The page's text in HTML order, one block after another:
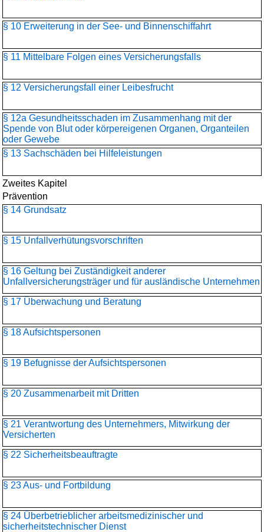
§ 10 Erweiterung in der See- und Binnenschiffahrt
§ 11 Mittelbare Folgen eines Versicherungsfalls
§ 12 Versicherungsfall einer Leibesfrucht
§ 12a Gesundheitsschaden im Zusammenhang mit der
Spende von Blut oder körpereigenen Organen, Organteilen
oder Gewebe
§ 13 Sachschäden bei Hilfeleistungen
Zweites Kapitel
Prävention
§ 14 Grundsatz
§ 15 Unfallverhütungsvorschriften
§ 16 Geltung bei Zuständigkeit anderer
Unfallversicherungsträger und für ausländische Unternehmen
§ 17 Überwachung und Beratung
§ 18 Aufsichtspersonen
§ 19 Befugnisse der Aufsichtspersonen
§ 20 Zusammenarbeit mit Dritten
§ 21 Verantwortung des Unternehmers, Mitwirkung der
Versicherten
§ 22 Sicherheitsbeauftragte
§ 23 Aus- und Fortbildung
§ 24 Überbetrieblicher arbeitsmedizinischer und
sicherheitstechnischer Dienst